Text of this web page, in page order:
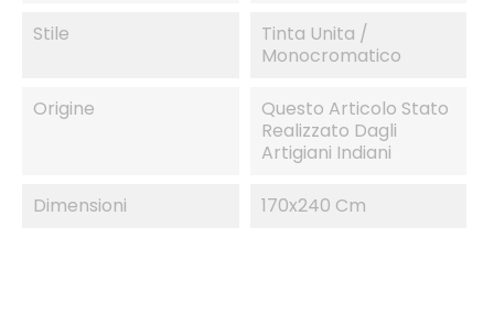
Stile
Tinta Unita /
Monocromatico
Origine
Questo Articolo Stato
Realizzato Dagli
Artigiani Indiani
Dimensioni 170x240 Cm